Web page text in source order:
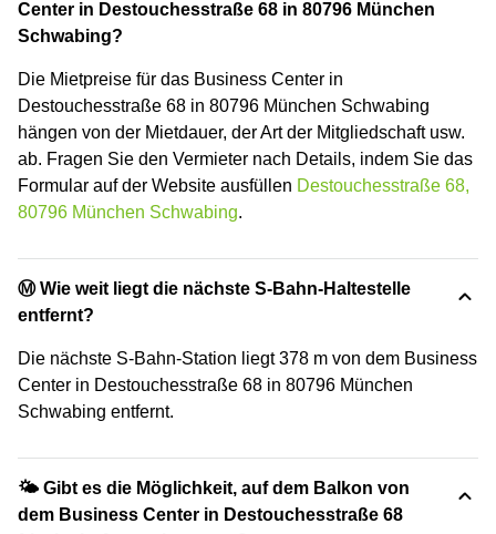
Center in Destouchesstraße 68 in 80796 München
Schwabing?
Die Mietpreise für das Business Center in
Destouchesstraße 68 in 80796 München Schwabing
hängen von der Mietdauer, der Art der Mitgliedschaft usw.
ab. Fragen Sie den Vermieter nach Details, indem Sie das
Formular auf der Website ausfüllen Destouchesstraße 68,
80796 München Schwabing.
Ⓜ️ Wie weit liegt die nächste S-Bahn-Haltestelle
entfernt?
Die nächste S-Bahn-Station liegt 378 m von dem Business
Center in Destouchesstraße 68 in 80796 München
Schwabing entfernt.
🌤 Gibt es die Möglichkeit, auf dem Balkon von
dem Business Center in Destouchesstraße 68